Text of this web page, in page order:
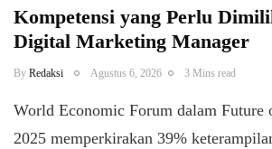
Kompetensi yang Perlu
Digital Marketing Manager
By Redaksi Agustus 6, 2026 3 Mins read
World Economic Forum dalam Future
2025 memperkirakan 39%